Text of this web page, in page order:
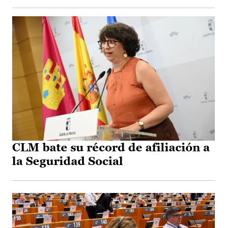
CLM bate su récord de afiliación a
la Seguridad Social